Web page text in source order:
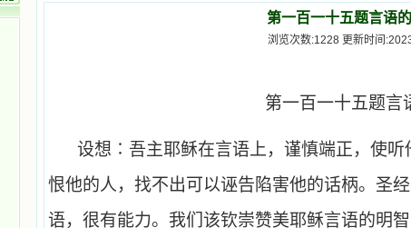
第一百一十五题言语
浏览次数:1228 更新时间
第一百一十五题言
设想∶吾主耶稣在言语上，谨慎端正，使听
恨他的人，找不出可以诬告陷害他的话柄。圣
语，很有能力。我们该钦崇赞美耶稣言语的明